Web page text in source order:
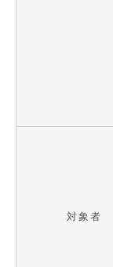
対象者